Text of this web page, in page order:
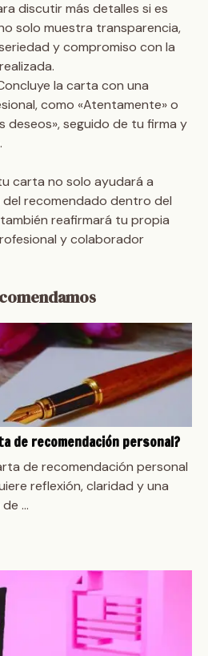
discutir más detalles si es
solo muestra transparencia,
y compromiso con la
la carta con una
como «Atentamente» o
deseos», seguido de tu firma y
carta no solo ayudará a
recomendado dentro del
reafirmará tu propia
y colaborador
de recomendación personal?
de recomendación personal
reflexión, claridad y una
...